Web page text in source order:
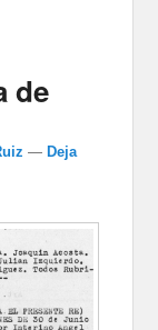
de
— Deja